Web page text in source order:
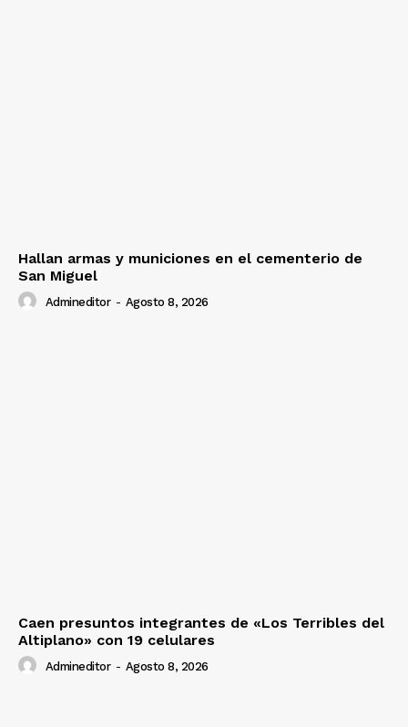
Hallan armas y municiones en el cementerio de
San Miguel
Admineditor - Agosto 8, 2026
Caen presuntos integrantes de «Los Terribles del
Altiplano» con 19 celulares
Admineditor - Agosto 8, 2026